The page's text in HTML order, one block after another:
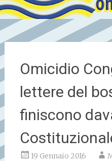
Omicidio
lettere del
finiscono
19 Gennaio 2016